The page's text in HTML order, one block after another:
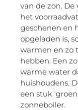
van de zon.
het
geschenen en
opgeladen is,
warmen en zo
hebben. Een
warme water
huishoudens.
een stuk
zonneboiler.